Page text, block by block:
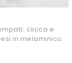
clicca e
in melaminico